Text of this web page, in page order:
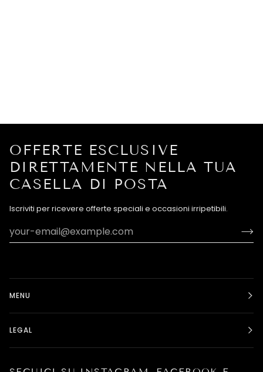
OFFERTE ESCLUSIVE
DIRETTAMENTE NELLA TUA
CASELLA DI POSTA
Iscriviti per ricevere offerte speciali e occasioni irripetibili.
MENU
LEGAL